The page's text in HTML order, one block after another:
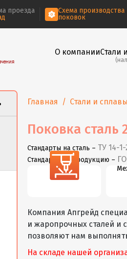
проезда
Схема производства
поковок
О компанииСтали
Главная Стали и
Поковка сталь
Стандарты на сталь – ТУ 14-
Стандарты на продукцию –
Резка
Компания Апгрейд
и жаропрочных сталей и
позволяют нам
На складе нашей